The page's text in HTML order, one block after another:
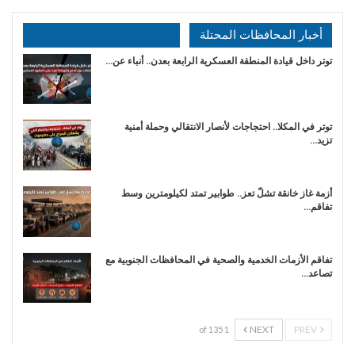
أخبار المحافظات المحتلة
توتر داخل قيادة المنطقة العسكرية الرابعة بعدن.. أنباء عن…
توتر في المكلا.. احتجاجات لأنصار الانتقالي وحملة أمنية
تزيد…
أزمة غاز خانقة تشلّ تعز.. طوابير تمتد لكيلومترين وسط
تفاقم…
تفاقم الأزمات الخدمية والصحية في المحافظات الجنوبية مع
تصاعد…
NEXT
1 of 135